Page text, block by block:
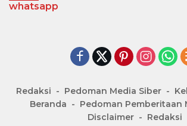
whatsapp
Redaksi Pedoman Media Siber
Beranda
Pedoman Pemberitaan
Disclaimer
Redaksi